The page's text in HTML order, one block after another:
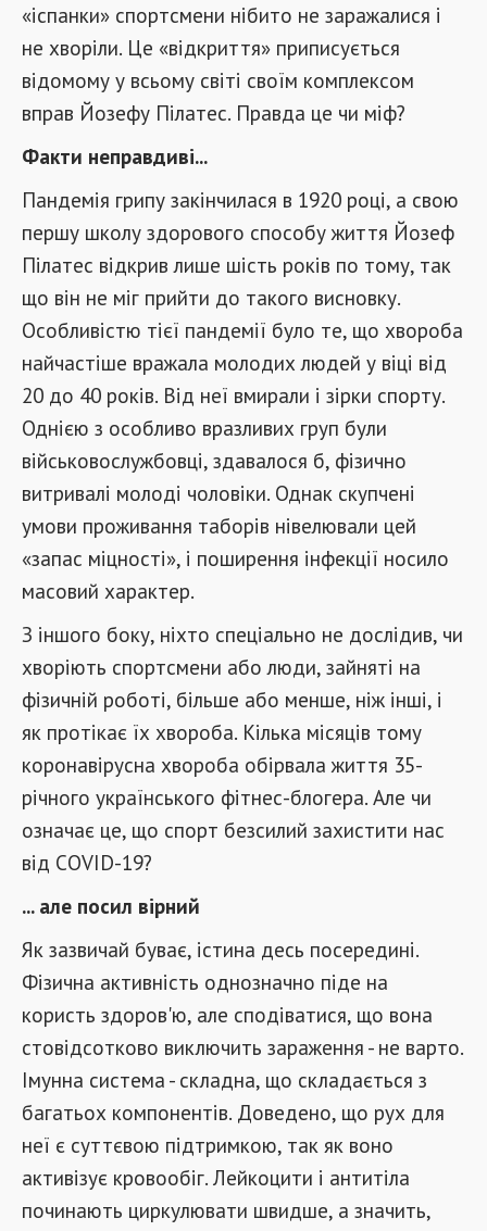
«іспанки» спортсмени нібито не заражалися і
не хворіли. Це «відкриття» приписується
відомому у всьому світі своїм комплексом
вправ Йозефу Пілатес. Правда це чи міф?
Факти неправдиві...
Пандемія грипу закінчилася в 1920 році, а свою
першу школу здорового способу життя Йозеф
Пілатес відкрив лише шість років по тому, так
що він не міг прийти до такого висновку.
Особливістю тієї пандемії було те, що хвороба
найчастіше вражала молодих людей у ​​віці від
20 до 40 років. Від неї вмирали і зірки спорту.
Однією з особливо вразливих груп були
військовослужбовці, здавалося б, фізично
витривалі молоді чоловіки. Однак скупчені
умови проживання таборів нівелювали цей
«запас міцності», і поширення інфекції носило
масовий характер.
З іншого боку, ніхто спеціально не дослідив, чи
хворіють спортсмени або люди, зайняті на
фізичній роботі, більше або менше, ніж інші, і
як протікає їх хвороба. Кілька місяців тому
коронавірусна хвороба обірвала життя 35-
річного українського фітнес-блогера. Але чи
означає це, що спорт безсилий захистити нас
від COVID-19?
... але посил вірний
Як зазвичай буває, істина десь посередині.
Фізична активність однозначно піде на
користь здоров'ю, але сподіватися, що вона
стовідсотково виключить зараження - не варто.
Імунна система - складна, що складається з
багатьох компонентів. Доведено, що рух для
неї є суттєвою підтримкою, так як воно
активізує кровообіг. Лейкоцити і антитіла
починають циркулювати швидше, а значить,